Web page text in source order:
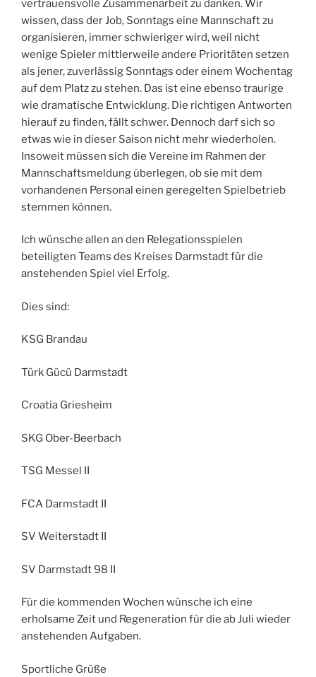
vertrauensvolle Zusammenarbeit zu danken. Wir
wissen, dass der Job, Sonntags eine Mannschaft zu
organisieren, immer schwieriger wird, weil nicht
wenige Spieler mittlerweile andere Prioritäten setzen
als jener, zuverlässig Sonntags oder einem Wochentag
auf dem Platz zu stehen. Das ist eine ebenso traurige
wie dramatische Entwicklung. Die richtigen Antworten
hierauf zu finden, fällt schwer. Dennoch darf sich so
etwas wie in dieser Saison nicht mehr wiederholen.
Insoweit müssen sich die Vereine im Rahmen der
Mannschaftsmeldung überlegen, ob sie mit dem
vorhandenen Personal einen geregelten Spielbetrieb
stemmen können.
Ich wünsche allen an den Relegationsspielen
beteiligten Teams des Kreises Darmstadt für die
anstehenden Spiel viel Erfolg.
Dies sind:
KSG Brandau
Türk Gücü Darmstadt
Croatia Griesheim
SKG Ober-Beerbach
TSG Messel II
FCA Darmstadt II
SV Weiterstadt II
SV Darmstadt 98 II
Für die kommenden Wochen wünsche ich eine
erholsame Zeit und Regeneration für die ab Juli wieder
anstehenden Aufgaben.
Sportliche Grüße